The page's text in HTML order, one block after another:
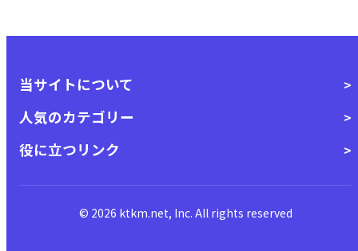
当サイトについて
人気のカテゴリー
役に立つリンク
© 2026 ktkm.net, Inc. All rights reserved